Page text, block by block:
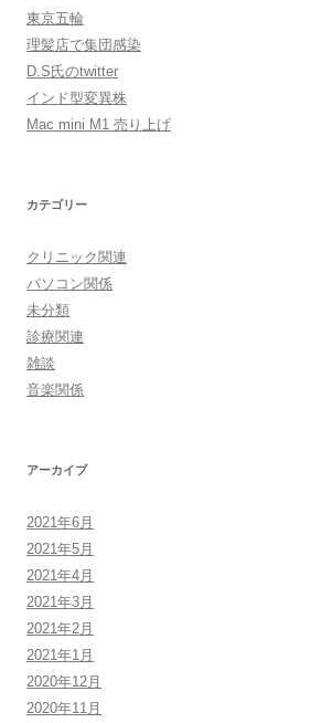
東京五輪
理髪店で集団感染
D.S氏のtwitter
インド型変異株
Mac mini M1 売り上げ
カテゴリー
クリニック関連
パソコン関係
未分類
診療関連
雑談
音楽関係
アーカイブ
2021年6月
2021年5月
2021年4月
2021年3月
2021年2月
2021年1月
2020年12月
2020年11月